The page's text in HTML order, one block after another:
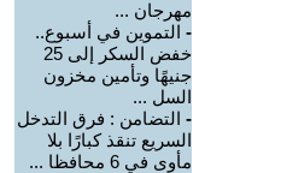
مهرجان ...
- التموين في أسبوع..
خفض السكر إلى 25
جنيهًا وتأمين مخزون
السل ...
- التضامن : فرق التدخل
السريع تنقذ كبارًا بلا
مأوى في 6 محافظا ...